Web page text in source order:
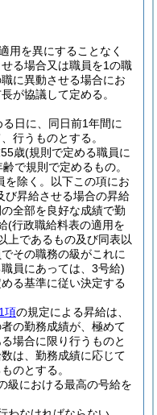
用を異にすることなく
る場合又は職員を1の職
に異動させる場合にお
が協議して定める。
日に、同日前1年間に
行うものとする。
歳(規則で定める職員に
で規則で定めるもの。
を除く。以下この項にお
び昇給させる場合の昇給
全部を良好な成績で勤
(行政職給料表の適用を
上であるもの及び同表以
その職務の級がこれに
員にあっては、3号給)
る基準に従い決定する
項の規定による昇給は、
の勤務成績が、極めて
場合に限り行うものと
は、勤務成績に応じて
のとする。
級における最高の号給を